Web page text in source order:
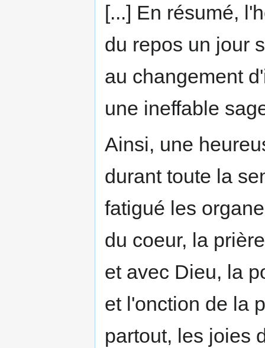
[...] En résumé,
du repos un jour
au changement
une ineffable
Ainsi, une
durant toute la
fatigué les
du coeur, la
et avec Dieu, la
et l'onction de la
partout, les joies